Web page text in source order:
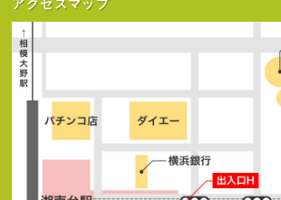
アクセスマップ